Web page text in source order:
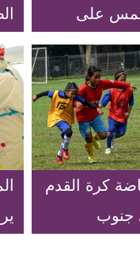
على
مدينة غزة
كرة القدم
جنوب